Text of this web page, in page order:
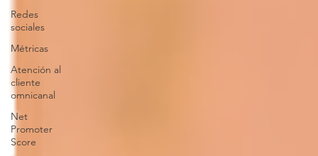
Redes
sociales
Métricas
Atención al
cliente
omnicanal
Net
Promoter
Score